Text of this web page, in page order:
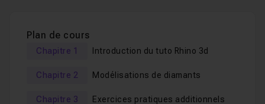
Ensemble, nous réaliserons
différents(Rectangulaire, Ronde et Triangulaire). Les 3
autres formes seront laissées en exercice (avec vidéos
Plan de cours
Chapitre 1 Introduction du tuto Rhino 3d
Chapitre 2 Modélisations de diamants
Chapitre 3 Exercices pratiques additionnels